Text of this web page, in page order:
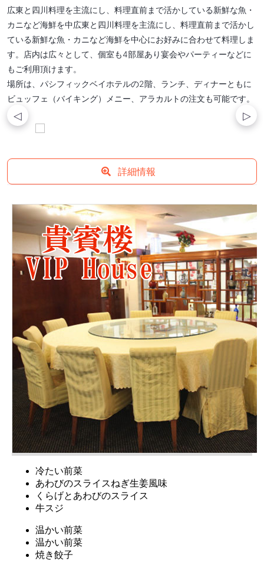
広東と四川料理を主流にし、料理直前まで活かしている新鮮な魚・
カニなど海鮮を中広東と四川料理を主流にし、料理直前まで活かし
ている新鮮な魚・カニなど海鮮を中心にお好みに合わせて料理しま
す。店内は広々として、個室も4部屋あり宴会やパーティーなどに
もご利用頂けます。
場所は、パシフィックベイホテルの2階、ランチ、ディナーともに
ビュッフェ（バイキング）メニー、アラカルトの注文も可能です。
詳細情報